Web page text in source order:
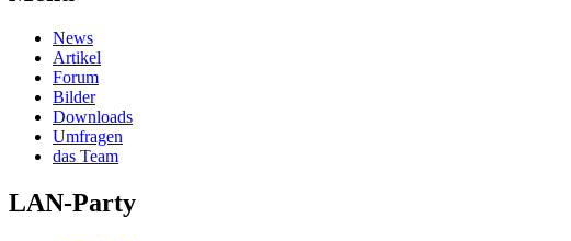
News
Artikel
Forum
Bilder
Downloads
Umfragen
das Team
LAN-Party